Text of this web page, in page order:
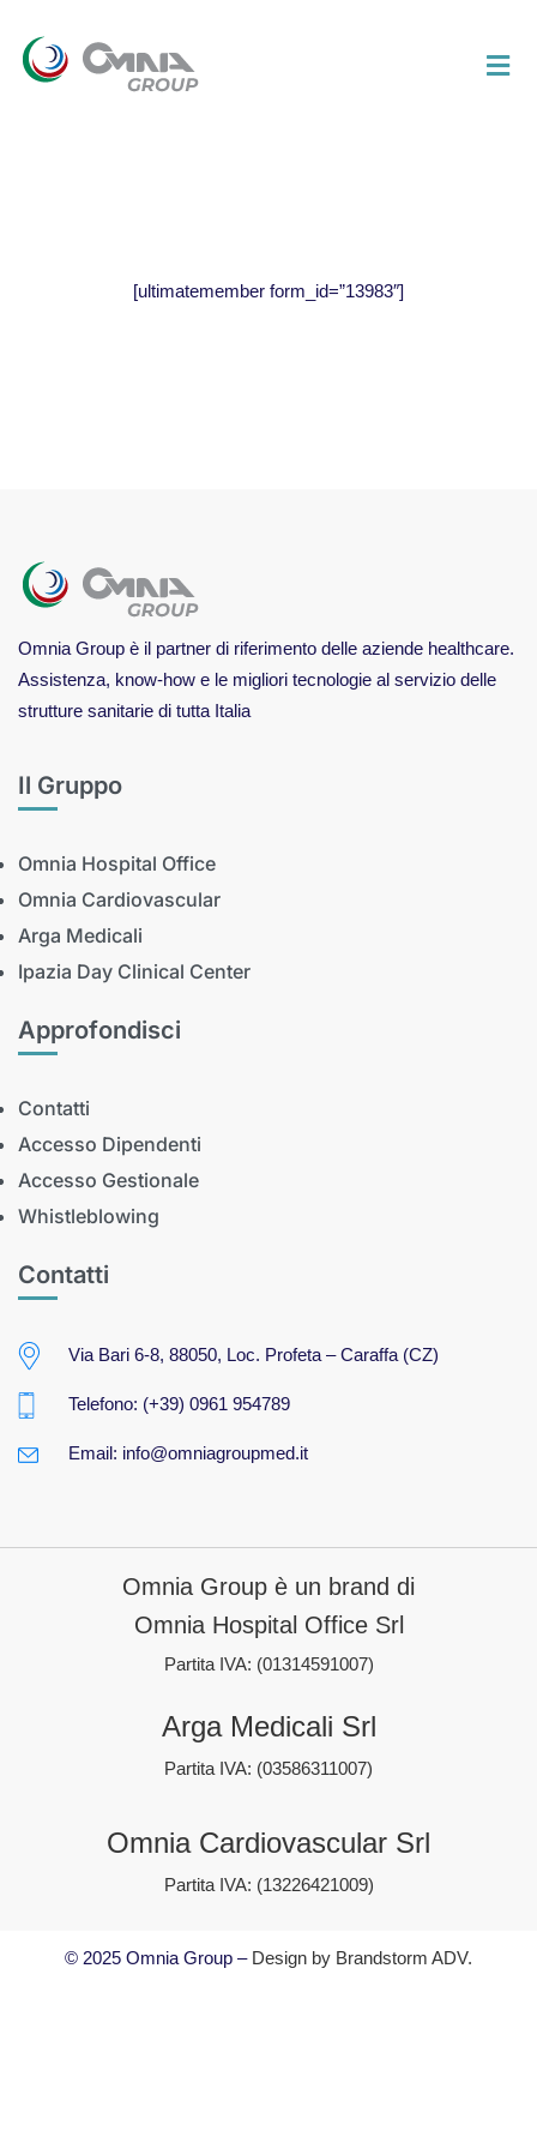
[ultimatemember form_id=”13983″]
Omnia Group è il partner di riferimento delle aziende healthcare.
Assistenza, know-how e le migliori tecnologie al servizio delle
strutture sanitarie di tutta Italia
Il Gruppo
Omnia Hospital Office
Omnia Cardiovascular
Arga Medicali
Ipazia Day Clinical Center
Approfondisci
Contatti
Accesso Dipendenti
Accesso Gestionale
Whistleblowing
Contatti
Via Bari 6-8, 88050, Loc. Profeta – Caraffa (CZ)
Telefono: (+39) 0961 954789
Email: info@omniagroupmed.it
Omnia Group è un brand di
Omnia Hospital Office Srl
Partita IVA: (01314591007)
Arga Medicali Srl
Partita IVA: (03586311007)
Omnia Cardiovascular Srl
Partita IVA: (13226421009)
© 2025 Omnia Group – Design by Brandstorm ADV.